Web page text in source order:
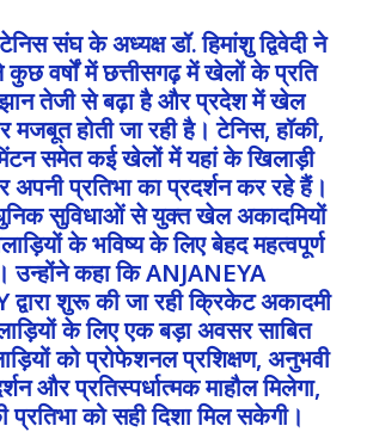
संघ के अध्यक्ष डॉ. हिमांशु द्विवेदी ने
वर्षों में छत्तीसगढ़ में खेलों के प्रति
तेजी से बढ़ा है और प्रदेश में खेल
मजबूत होती जा रही है। टेनिस, हॉकी,
समेत कई खेलों में यहां के खिलाड़ी
अपनी प्रतिभा का प्रदर्शन कर रहे हैं।
सुविधाओं से युक्त खेल अकादमियों
के भविष्य के लिए बेहद महत्वपूर्ण
उन्होंने कहा कि ANJANEYA
शुरू की जा रही क्रिकेट अकादमी
के लिए एक बड़ा अवसर साबित
को प्रोफेशनल प्रशिक्षण, अनुभवी
और प्रतिस्पर्धात्मक माहौल मिलेगा,
को सही दिशा मिल सकेगी।